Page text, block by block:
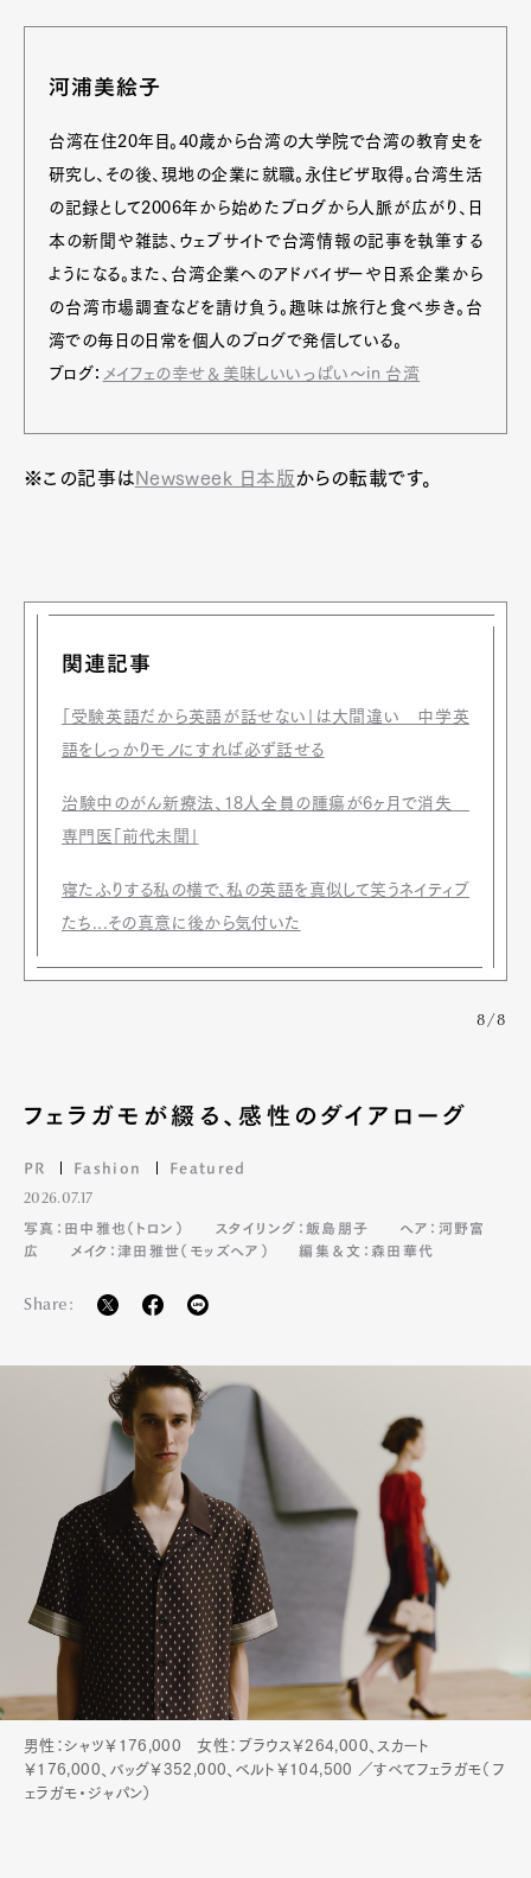
河浦美絵子
台湾在住20年目。40歳から台湾の大学院で台湾の教育史を
研究し、その後、現地の企業に就職。永住ビザ取得。台湾生活
の記録として2006年から始めたブログから人脈が広がり、日
本の新聞や雑誌、ウェブサイトで台湾情報の記事を執筆する
ようになる。また、台湾企業へのアドバイザーや日系企業から
の台湾市場調査などを請け負う。趣味は旅行と食べ歩き。台
湾での毎日の日常を個人のブログで発信している。
ブログ： メイフェの幸せ＆美味しいいっぱい〜in 台湾
※この記事はNewsweek 日本版からの転載です。
関連記事
「受験英語だから英語が話せない」は大間違い 中学英
語をしっかりモノにすれば必ず話せる
治験中のがん新療法、18人全員の腫瘍が6ヶ月で消失
専門医「前代未聞」
寝たふりする私の横で、私の英語を真似して笑うネイティブ
たち...その真意に後から気付いた
8/8
フェラガモが綴る、感性のダイアローグ
PR Fashion Featured
2026.07.17
写真：田中雅也（トロン）
スタイリング：飯島朋子
ヘア：河野富
広
メイク：津田雅世（モッズヘア） 編集＆文：森田華代
Share:
男性：シャツ￥176,000 女性：ブラウス￥264,000、スカート
￥176,000、バッグ￥352,000、ベルト￥104,500 ／すべてフェラガモ（フ
ェラガモ・ジャパン）